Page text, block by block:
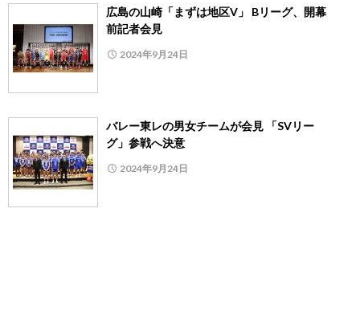
広島の山崎「まずは地区V」 Bリーグ、開幕
前記者会見
2024年9月24日
バレー東レの男女チームが会見 「SVリー
グ」参戦へ決意
2024年9月24日